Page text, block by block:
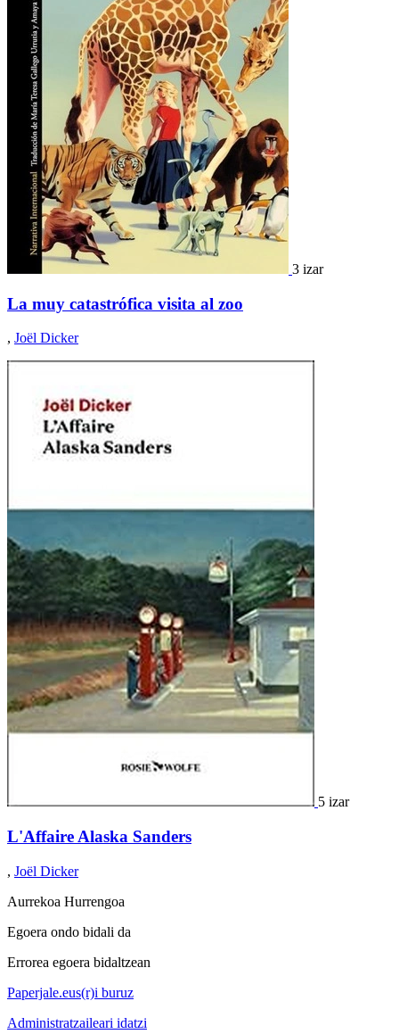
3 izar
La muy catastrófica visita al zoo
, Joël Dicker
5 izar
L'Affaire Alaska Sanders
, Joël Dicker
Aurrekoa Hurrengoa
Egoera ondo bidali da
Errorea egoera bidaltzean
Paperjale.eus(r)i buruz
Administratzaileari idatzi